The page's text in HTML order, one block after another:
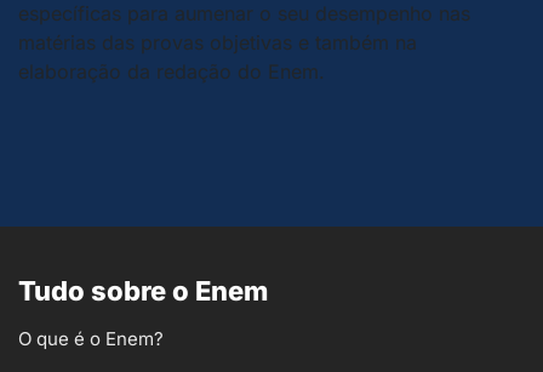
específicas para aumenar o seu desempenho nas
matérias das provas objetivas e também na
elaboração da redação do Enem.
Tudo sobre o Enem
O que é o Enem?